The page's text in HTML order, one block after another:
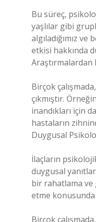
Bu süreç,
yaşlılar gibi
algıladığımız
etkisi hakkında
Araştırmalardan
Birçok
çıkmıştır.
inandıkları için
hastaların
Duygusal
İlaçların
duygusal
bir rahatlama ve
etme
Birçok